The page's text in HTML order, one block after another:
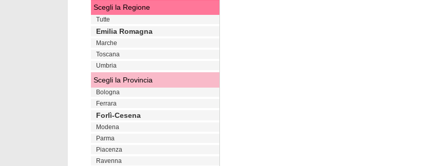
Scegli la Regione
Tutte
Emilia Romagna
Marche
Toscana
Umbria
Scegli la Provincia
Bologna
Ferrara
Forlì-Cesena
Modena
Parma
Piacenza
Ravenna